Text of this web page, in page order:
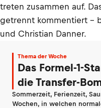
treten zusammen auf.
getrennt kommentiert –
und Christian Danner.
Thema der Woche
Das Formel-1-
die Transfer-
Sommerzeit, Ferienzeit,
Wochen, in welchen